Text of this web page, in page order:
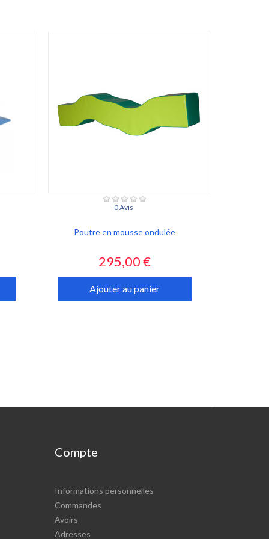
0 Avis
Poutre en mousse ondulée
Prix
295,00 €
Ajouter au panier

Compte
Informations personnelles
Commandes
Avoirs
Adresses